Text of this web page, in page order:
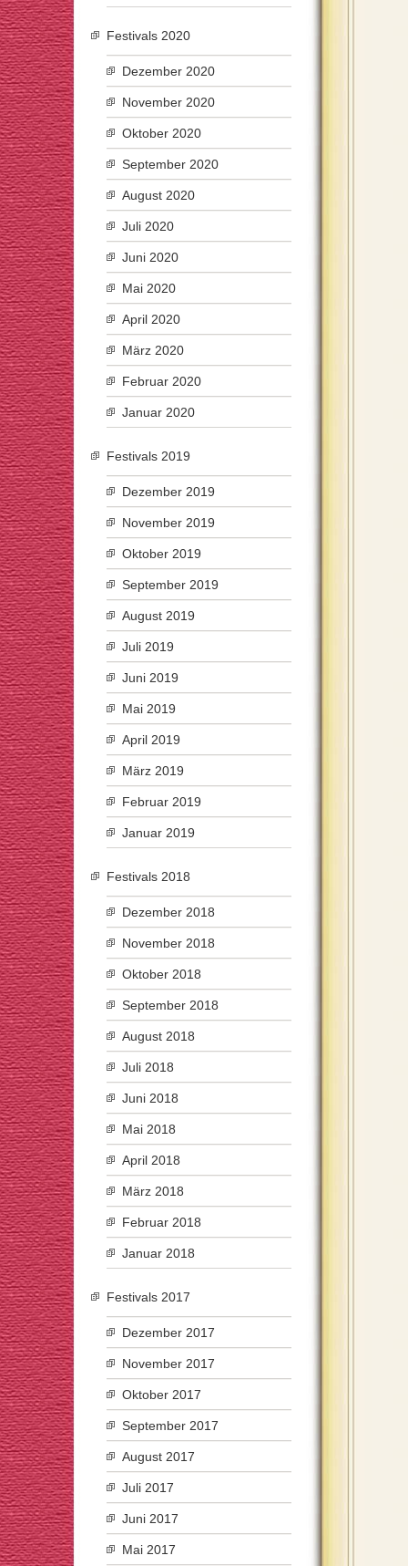
Festivals 2020
Dezember 2020
November 2020
Oktober 2020
September 2020
August 2020
Juli 2020
Juni 2020
Mai 2020
April 2020
März 2020
Februar 2020
Januar 2020
Festivals 2019
Dezember 2019
November 2019
Oktober 2019
September 2019
August 2019
Juli 2019
Juni 2019
Mai 2019
April 2019
März 2019
Februar 2019
Januar 2019
Festivals 2018
Dezember 2018
November 2018
Oktober 2018
September 2018
August 2018
Juli 2018
Juni 2018
Mai 2018
April 2018
März 2018
Februar 2018
Januar 2018
Festivals 2017
Dezember 2017
November 2017
Oktober 2017
September 2017
August 2017
Juli 2017
Juni 2017
Mai 2017